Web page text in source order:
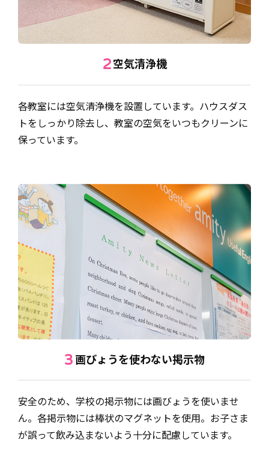
2空気清浄機
各教室には空気清浄機を設置しています。ハウスダス
トをしっかり除去し、教室の空気をいつもクリーンに
保っています。
3画びょうを使わない掲示物
安全のため、学校の掲示物には画びょうを使いませ
ん。各掲示物には棒状のマグネットを使用。お子さま
が誤って飲み込まないよう十分に配慮しています。